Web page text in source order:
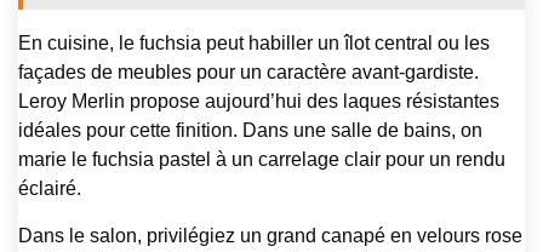
En cuisine, le fuchsia peut habiller un îlot central ou les
façades de meubles pour un caractère avant-gardiste.
Leroy Merlin propose aujourd’hui des laques résistantes
idéales pour cette finition. Dans une salle de bains, on
marie le fuchsia pastel à un carrelage clair pour un rendu
éclairé.
Dans le salon, privilégiez un grand canapé en velours rose